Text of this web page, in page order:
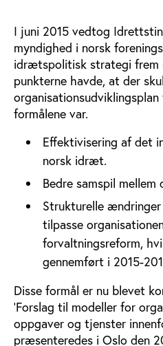
I juni 2015 vedtog
myndighed i norsk
idrætspolitisk strategi frem
punkterne havde, at der
formålene var.
Effektivisering af det
norsk idræt.
Bedre samspil
Strukturelle
tilpasse
forvaltningsreform,
gennemført i 2015-
Disse formål er nu blevet
’Forslag til modeller for
oppgaver og tjenster
præsenteredes i Oslo den